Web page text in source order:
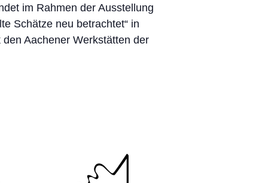
im Rahmen der Ausstellung
Schätze neu betrachtet“ in
Aachener Werkstätten der